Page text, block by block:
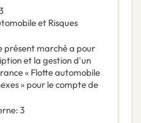
et Risques
présent marché a pour
et la gestion d'un
« Flotte automobile
» pour le compte de
: 3